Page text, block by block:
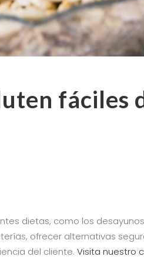
fáciles
dietas, como los
ofrecer alternativas
del cliente. Visita nuestro